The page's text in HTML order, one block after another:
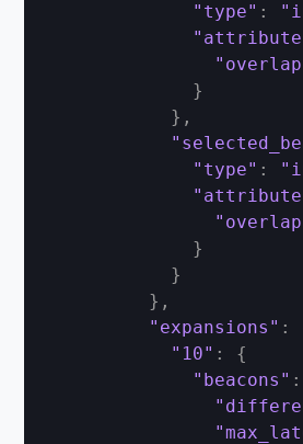
"type" :
}
} ,
"type" :
}
}
} ,
"expansions" :
"10" :
{
"beacons" :